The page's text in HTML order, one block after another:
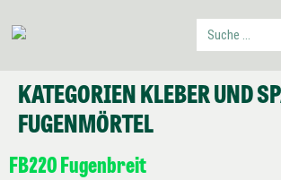
KATEGORIEN KLEBER UND
FUGENMÖRTEL
FB220 Fugenbreit